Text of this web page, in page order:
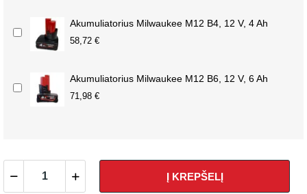
Akumuliatorius Milwaukee M12 B4, 12 V, 4 Ah
58,72 €
Akumuliatorius Milwaukee M12 B6, 12 V, 6 Ah
71,98 €
Į KREPŠELĮ